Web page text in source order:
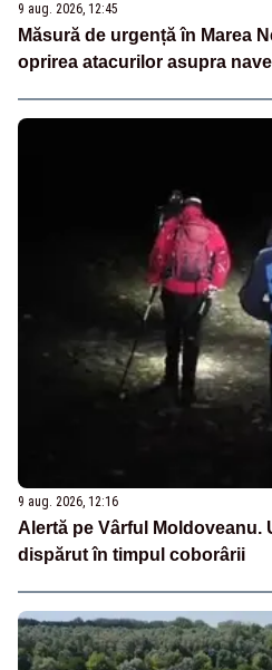
9 aug. 2026, 12:45
Măsură de urgență în Marea
oprirea atacurilor asupra
9 aug. 2026, 12:16
Alertă pe Vârful Moldoveanu.
dispărut în timpul coborârii